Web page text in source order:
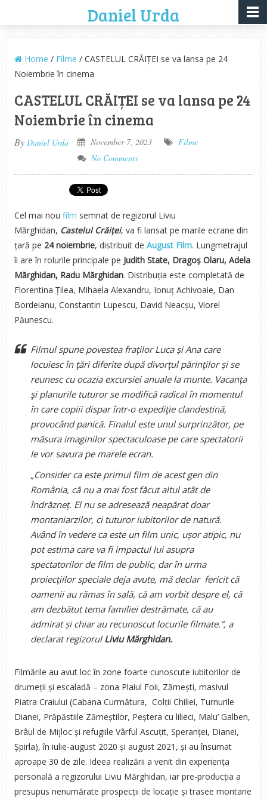
Daniel Urda
Home / Filme / CASTELUL CRĂIȚEI se va lansa pe 24
Noiembrie în cinema
CASTELUL CRĂIȚEI se va lansa pe 24
Noiembrie în cinema
By Daniel Urda November 7, 2023
Filme
No Comments
Cel mai nou film semnat de regizorul Liviu
Mărghidan, Castelul Crăiței, va fi lansat pe marile ecrane din
țară pe 24 noiembrie, distribuit de August Film. Lungmetrajul
îi are în rolurile principale pe Judith State, Dragoș Olaru, Adela
Mărghidan, Radu Mărghidan. Distribuția este completată de
Florentina Țilea, Mihaela Alexandru, Ionuț Achivoaie, Dan
Bordeianu, Constantin Lupescu, David Neacșu, Viorel
Păunescu.
Filmul spune povestea fraţilor Luca și Ana care
locuiesc în ţări diferite după divorţul părinţilor și se
reunesc cu ocazia excursiei anuale la munte. Vacanța
şi planurile tuturor se modifică radical în momentul
în care copiii dispar într-o expediţie clandestină,
provocând panică. Finalul este unul surprinzător, pe
măsura imaginilor spectaculoase pe care spectatorii
le vor savura pe marele ecran.
„Consider ca este primul film de acest gen din
România, că nu a mai fost făcut altul atât de
îndrăzneț. El nu se adresează neapărat doar
montaniarzilor, ci tuturor iubitorilor de natură.
Având în vedere ca este un film unic, ușor atipic, nu
pot estima care va fi impactul lui asupra
spectatorilor de film de public, dar în urma
proiecțiilor speciale deja avute, mă declar fericit că
oamenii au rămas în sală, că am vorbit despre el, că
am dezbătut tema familiei destrămate, că au
admirat și chiar au recunoscut locurile filmate.”, a
declarat regizorulLiviu Mărghidan.
Filmările au avut loc în zone foarte cunoscute iubitorilor de
drumeții și escaladă – zona Plaiul Foii, Zărnești, masivul
Piatra Craiului (Cabana Curmătura, Colții Chiliei, Turnurile
Dianei, Prăpăstiile Zărneștilor, Peștera cu lilieci, Malu’ Galben,
Brâul de Mijloc și refugiile Vârful Ascuțit, Speranței, Dianei,
Șpirla), în iulie-august 2020 și august 2021, și au însumat
aproape 30 de zile. Ideea realizării a venit din experiența
personală a regizorului Liviu Mărghidan, iar pre-producția a
presupus nenumărate prospecții de locație și trasee montane